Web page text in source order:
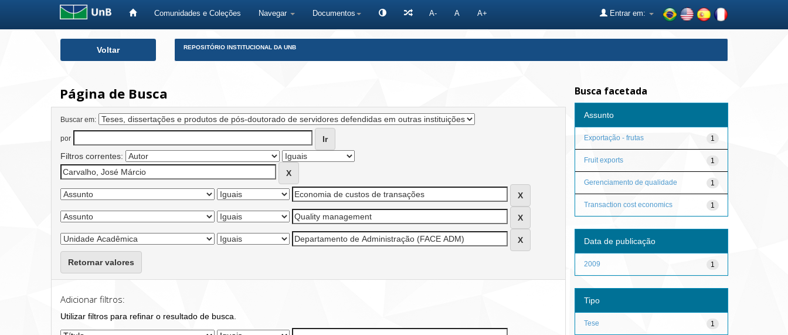
Comunidades e Coleções Navegar Documentos A- A A+ Entrar em:
Voltar REPOSITÓRIO INSTITUCIONAL DA UNB
Página de Busca
Buscar em:
por
Filtros correntes:
Retornar valores
Adicionar filtros:
Utilizar filtros para refinar o resultado de busca.
Busca facetada
Assunto
1
Exportação - frutas
1
Fruit exports
1
Gerenciamento de qualidade
1
Transaction cost economics
Data de publicação
1
2009
Tipo
1
Tese